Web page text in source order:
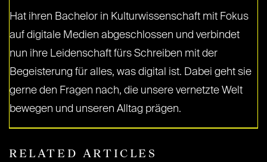
Hat ihren Bachelor in Kulturwissenschaft mit Fokus
auf digitale Medien abgeschlossen und verbindet
nun ihre Leidenschaft fürs Schreiben mit der
Begeisterung für alles, was digital ist. Dabei geht sie
gerne den Fragen nach, die unsere vernetzte Welt
bewegen und unseren Alltag prägen.
RELATED ARTICLES